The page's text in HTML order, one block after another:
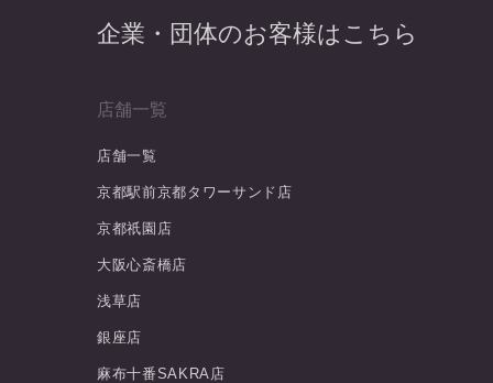
企業・団体のお客様はこちら
店舗一覧
店舗一覧
京都駅前京都タワーサンド店
京都祇園店
大阪心斎橋店
浅草店
銀座店
麻布十番SAKRA店